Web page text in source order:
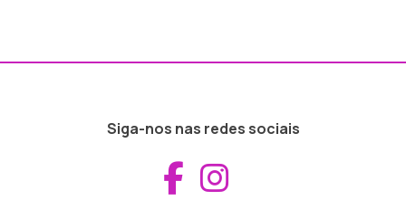
Siga-nos nas redes sociais
Aceder ao